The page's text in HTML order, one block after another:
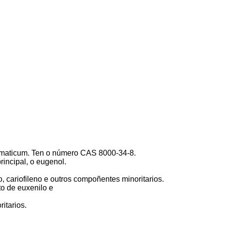
Ten o número CAS 8000-34-8.
o eugenol.
cariofileno e outros compoñentes minoritarios.
de euxenilo e